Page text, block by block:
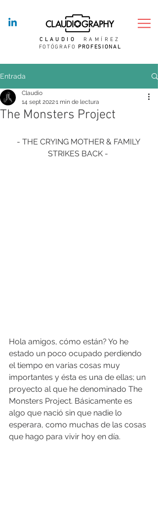
CLAUDIO
RAMÍREZ
FOTÓGRAFO PROFESIONAL
Entrada
The Monsters Project
Claudio
14 sept 20221 min de lectura
- THE CRYING MOTHER & FAMILY
STRIKES BACK -
Hola amigos, cómo están? Yo he
estado un poco ocupado perdiendo
el tiempo en varias cosas muy
importantes y ésta es una de ellas; un
proyecto al que he denominado The
Monsters Project. Básicamente es
algo que nació sin que nadie lo
esperara, como muchas de las cosas
que hago para vivir hoy en día.